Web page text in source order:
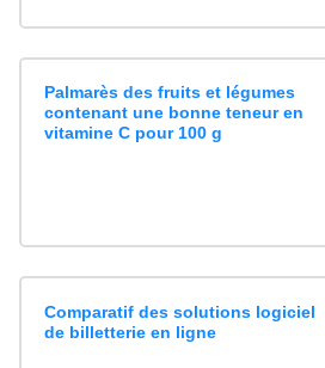
Palmarès des fruits et légumes
contenant une bonne teneur en
vitamine C pour 100 g
Comparatif des solutions logiciel
de billetterie en ligne